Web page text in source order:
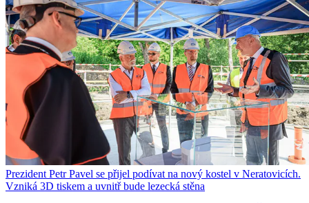
Prezident Petr Pavel se přijel podívat na nový kostel v Neratovicích.
Vzniká 3D tiskem a uvnitř bude lezecká stěna